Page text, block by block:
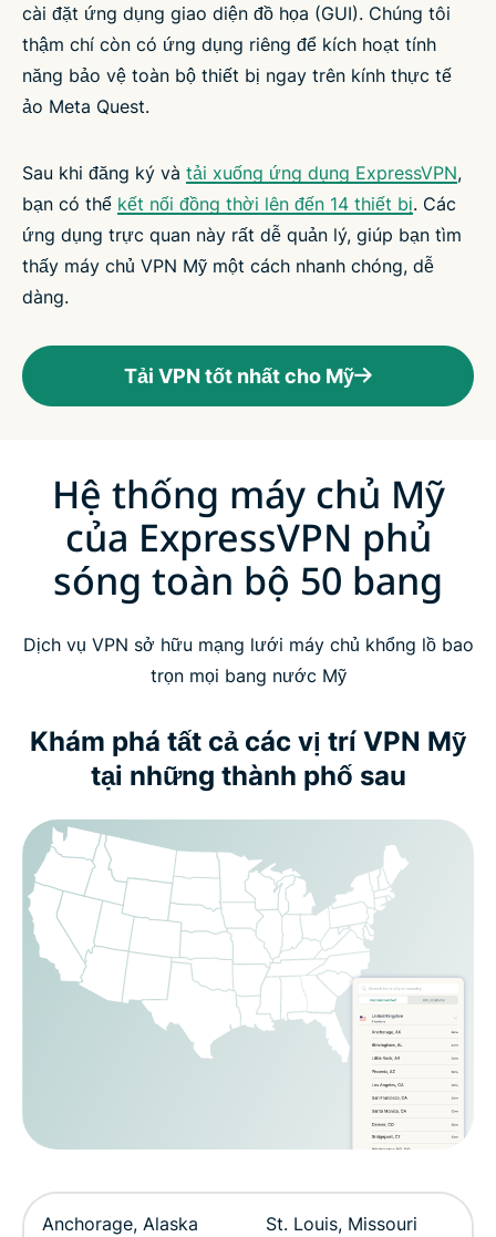
cài đặt ứng dụng giao diện đồ họa (GUI). Chúng tôi
thậm chí còn có ứng dụng riêng để kích hoạt tính
năng bảo vệ toàn bộ thiết bị ngay trên kính thực tế
ảo Meta Quest.
Sau khi đăng ký và tải xuống ứng dụng ExpressVPN,
bạn có thể kết nối đồng thời lên đến 14 thiết bị. Các
ứng dụng trực quan này rất dễ quản lý, giúp bạn tìm
thấy máy chủ VPN Mỹ một cách nhanh chóng, dễ
dàng.
Tải VPN tốt nhất cho Mỹ
Hệ thống máy chủ Mỹ
của ExpressVPN phủ
sóng toàn bộ 50 bang
Dịch vụ VPN sở hữu mạng lưới máy chủ khổng lồ bao
trọn mọi bang nước Mỹ
Khám phá tất cả các vị trí VPN Mỹ
tại những thành phố sau
Anchorage, Alaska St. Louis, Missouri